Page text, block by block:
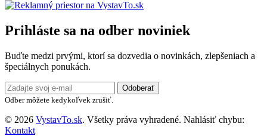
Prihláste sa na odber noviniek
Buďte medzi prvými, ktorí sa dozvedia o novinkách, zlepšeniach a
špeciálnych ponukách.
Odoberať
Odber môžete kedykoľvek zrušiť.
© 2026 VystavTo.sk. Všetky práva vyhradené. Nahlásiť chybu:
Kontakt